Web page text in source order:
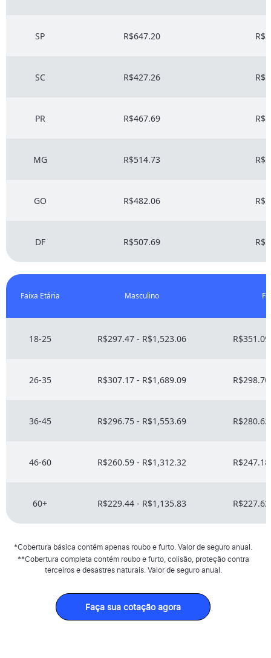
SP R$647.20
SC R$427.26
PR R$467.69
MG R$514.73
GO R$482.06
DF R$507.69
Faixa Etária Masculino
18-25 R$297.47 - R$1,523.06
26-35 R$307.17 - R$1,689.09
36-45 R$296.75 - R$1,553.69
46-60 R$260.59 - R$1,312.32
60+ R$229.44 - R$1,135.83
*Cobertura básica contém apenas roubo e furto. Valor de seguro anual.
**Cobertura completa contém roubo e furto, colisão, proteção contra
terceiros e desastres naturais. Valor de seguro anual.
Faça sua cotação agora